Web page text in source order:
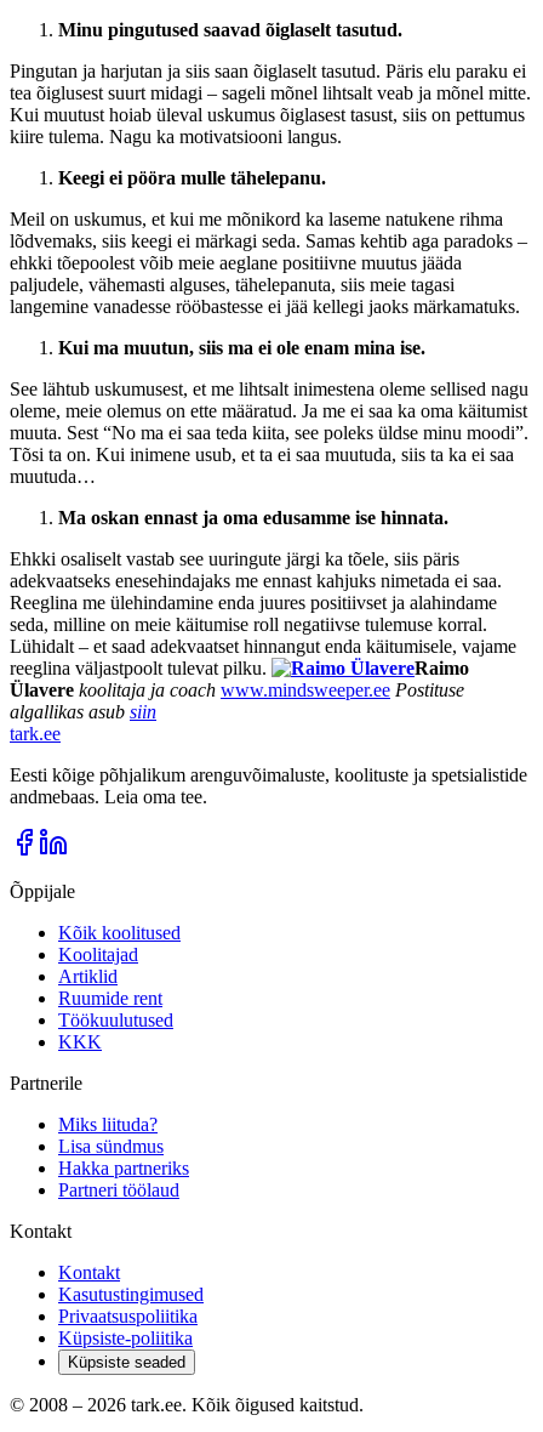
Minu pingutused saavad õiglaselt tasutud.
Pingutan ja harjutan ja siis saan õiglaselt tasutud. Päris elu paraku ei
tea õiglusest suurt midagi – sageli mõnel lihtsalt veab ja mõnel mitte.
Kui muutust hoiab üleval uskumus õiglasest tasust, siis on pettumus
kiire tulema. Nagu ka motivatsiooni langus.
Keegi ei pööra mulle tähelepanu.
Meil on uskumus, et kui me mõnikord ka laseme natukene rihma
lõdvemaks, siis keegi ei märkagi seda. Samas kehtib aga paradoks –
ehkki tõepoolest võib meie aeglane positiivne muutus jääda
paljudele, vähemasti alguses, tähelepanuta, siis meie tagasi
langemine vanadesse rööbastesse ei jää kellegi jaoks märkamatuks.
Kui ma muutun, siis ma ei ole enam mina ise.
See lähtub uskumusest, et me lihtsalt inimestena oleme sellised nagu
oleme, meie olemus on ette määratud. Ja me ei saa ka oma käitumist
muuta. Sest “No ma ei saa teda kiita, see poleks üldse minu moodi”.
Tõsi ta on. Kui inimene usub, et ta ei saa muutuda, siis ta ka ei saa
muutuda…
Ma oskan ennast ja oma edusamme ise hinnata.
Ehkki osaliselt vastab see uuringute järgi ka tõele, siis päris
adekvaatseks enesehindajaks me ennast kahjuks nimetada ei saa.
Reeglina me ülehindamine enda juures positiivset ja alahindame
seda, milline on meie käitumise roll negatiivse tulemuse korral.
Lühidalt – et saad adekvaatset hinnangut enda käitumisele, vajame
reeglina väljastpoolt tulevat pilku.
Raimo
Ülavere koolitaja ja coach www.mindsweeper.ee Postituse
algallikas asub siin
tark.ee
Eesti kõige põhjalikum arenguvõimaluste, koolituste ja spetsialistide
andmebaas. Leia oma tee.
Õppijale
Kõik koolitused
Koolitajad
Artiklid
Ruumide rent
Töökuulutused
KKK
Partnerile
Miks liituda?
Lisa sündmus
Hakka partneriks
Partneri töölaud
Kontakt
Kontakt
Kasutustingimused
Privaatsuspoliitika
Küpsiste-poliitika
Küpsiste seaded
© 2008 – 2026 tark.ee. Kõik õigused kaitstud.